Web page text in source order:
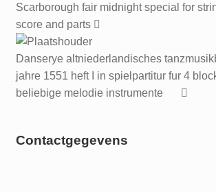
Scarborough fair midnight special for
score and parts
Danserye altniederlandisches
jahre 1551 heft I in spielpartitur fur 4
beliebige melodie instrumente
Contactgegevens